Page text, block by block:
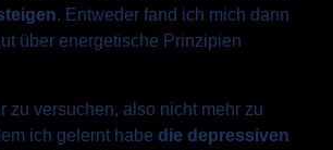
. Entweder fand ich mich dann
über energetische Prinzipien
zu versuchen, also nicht mehr zu
ich gelernt habe die depressiven